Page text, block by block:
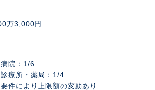
万3,000円
病院：1/6
診療所・薬局：1/4
件により上限額の変動あり